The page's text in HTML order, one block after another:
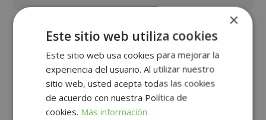
GRUPO TARRACO DE ESCUELAS DE FORMACIÓN DE POSTGRADO, S.L., CIF:
×
Este sitio web utiliza cookies
Este sitio web usa cookies para mejorar la
experiencia del usuario. Al utilizar nuestro
sitio web, usted acepta todas las cookies
de acuerdo con nuestra Política de
cookies. Más información